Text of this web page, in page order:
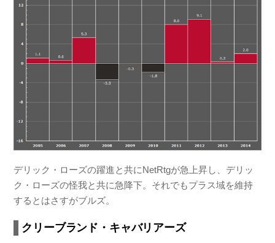
デリック・ローズの躍進と共にNetRtgが急上昇し、デリッ
ク・ローズの怪我と共に急降下。それでもプラス域を維持
するとはさすがブルズ。
クリーブランド・キャバリアーズ